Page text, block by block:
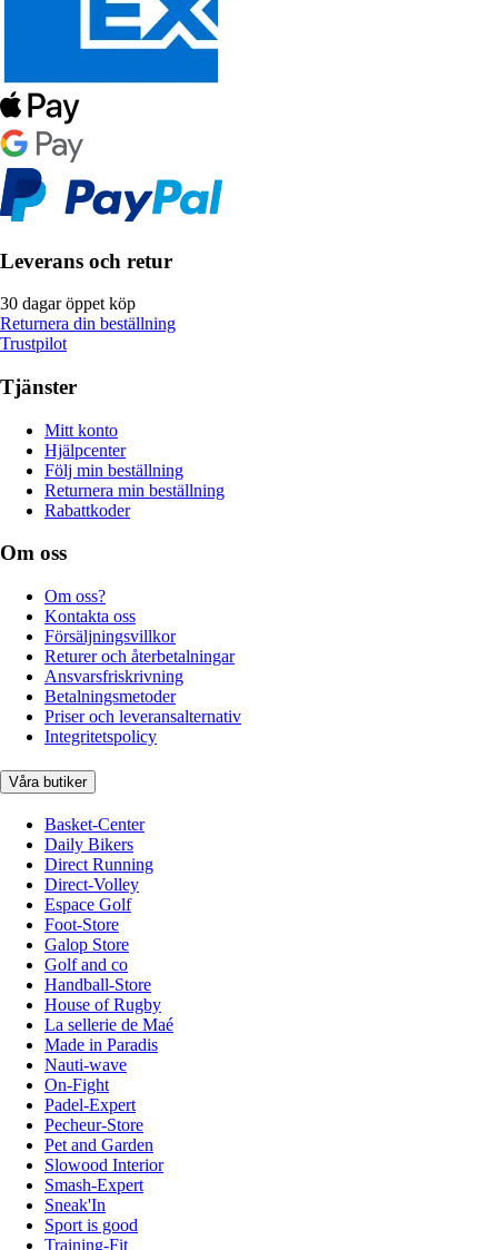
Leverans och retur
30 dagar öppet köp
Returnera din beställning
Trustpilot
Tjänster
Mitt konto
Hjälpcenter
Följ min beställning
Returnera min beställning
Rabattkoder
Om oss
Om oss?
Kontakta oss
Försäljningsvillkor
Returer och återbetalningar
Ansvarsfriskrivning
Betalningsmetoder
Priser och leveransalternativ
Integritetspolicy
Våra butiker
Basket-Center
Daily Bikers
Direct Running
Direct-Volley
Espace Golf
Foot-Store
Galop Store
Golf and co
Handball-Store
House of Rugby
La sellerie de Maé
Made in Paradis
Nauti-wave
On-Fight
Padel-Expert
Pecheur-Store
Pet and Garden
Slowood Interior
Smash-Expert
Sneak'In
Sport is good
Training-Fit